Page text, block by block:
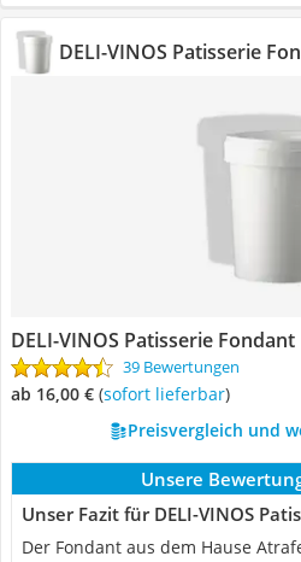
DELI-VINOS Patisserie
DELI-VINOS Patisserie Fondant
39 Bewertungen
ab 16,00 € ( Sofort lieferbar)
Preisvergleich und
Unsere
Unser Fazit für DELI-VINOS
Der Fondant aus dem Hause